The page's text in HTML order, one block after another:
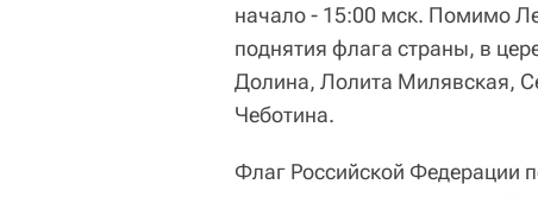
начало - 15:00 мск. Помимо
поднятия флага страны, в
Долина, Лолита Милявская,
Чеботина.
Флаг Российской Федерации